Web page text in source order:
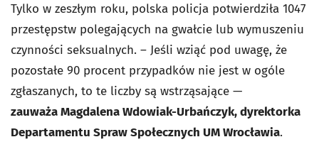
Tylko w zeszłym roku, polska policja potwierdziła 1047
przestępstw polegających na gwałcie lub wymuszeniu
czynności seksualnych. – Jeśli wziąć pod uwagę, że
pozostałe 90 procent przypadków nie jest w ogóle
zgłaszanych, to te liczby są wstrząsające —
zauważa Magdalena Wdowiak-Urbańczyk, dyrektorka
Departamentu Spraw Społecznych UM Wrocławia.